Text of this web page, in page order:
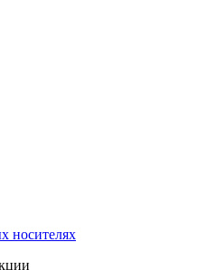
носителях